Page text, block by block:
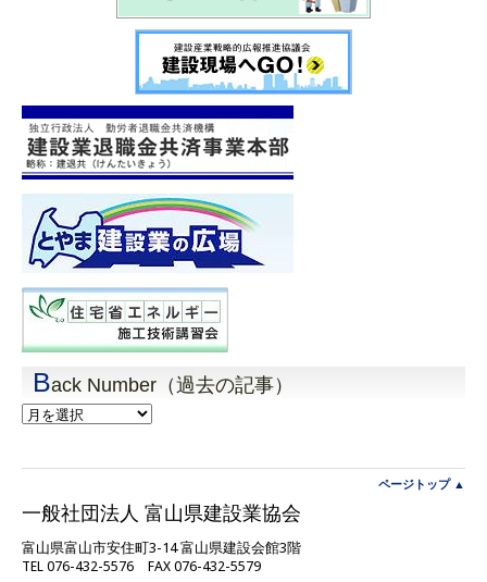
Back Number（過去の記事）
Back
Number（過
事）
ページトップ ▲
一般社団法人 富山県建設業協会
富山県富山市安住町3-14 富山県建設会館3階
TEL 076-432-5576 FAX 076-432-5579